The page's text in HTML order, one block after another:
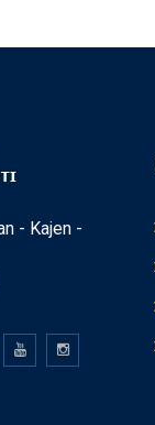
- Kajen -